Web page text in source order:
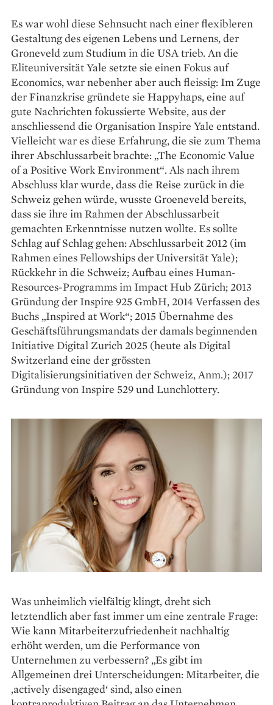
Es war wohl diese Sehnsucht nach einer flexibleren
Gestaltung des eigenen Lebens und Lernens, der
Groneveld zum Studium in die USA trieb. An die
Eliteuniversität Yale setzte sie einen Fokus auf
Economics, war nebenher aber auch fleissig: Im Zuge
der Finanzkrise gründete sie Happy­haps, eine auf
gute Nachrichten fokussierte Website, aus der
anschliessend die Organisation Inspire Yale entstand.
Vielleicht war es diese Erfahrung, die sie zum Thema
ihrer Abschlussarbeit brachte: „The Economic Value
of a Positive Work Environment“. Als nach ihrem
Abschluss klar wurde, dass die Reise zurück in die
Schweiz gehen würde, wusste Groeneveld bereits,
dass sie ihre im Rahmen der Abschlussarbeit
gemachten Erkenntnisse nutzen wollte. Es sollte
Schlag auf Schlag gehen: Abschluss­arbeit 2012 (im
Rahmen eines Fellowships der Universität Yale);
Rückkehr in die Schweiz; Aufbau eines Human-
Resources-Programms im Impact Hub Zürich; 2013
Gründung der Inspire 925 GmbH, 2014 Verfassen des
Buchs „Inspired at Work“; 2015 Übernahme des
Geschäftsführungsmandats der damals beginnenden
Initiative Digital Zurich 2025 (heute als Digital
Switzerland eine der grössten
Digitalisierungsinitiativen der Schweiz, Anm.); 2017
Gründung von Inspire 529 und Lunchlottery.
Was unheimlich vielfältig klingt, dreht sich
letztendlich aber fast immer um eine zentrale Frage:
Wie kann Mitarbeiterzufriedenheit nachhaltig
erhöht werden, um die Performance von
Unternehmen zu verbessern? „Es gibt im
Allgemeinen drei Unterscheidungen: Mitarbeiter, die
‚actively disengaged‘ sind, also einen